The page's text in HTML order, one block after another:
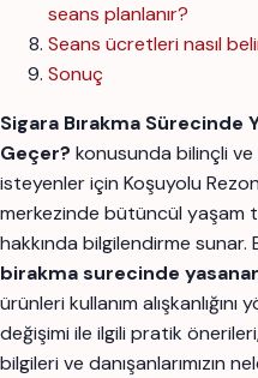
seans planlanır?
Seans ücretleri nasıl
Sonuç
Sigara Bırakma Sürecinde
Geçer? konusunda bilinçli
isteyenler için Koşuyolu
merkezinde bütüncül yaşam
hakkında bilgilendirme sunar.
birakma surecinde
ürünleri kullanım
değişimi ile ilgili pratik
bilgileri ve danışanlarımızın